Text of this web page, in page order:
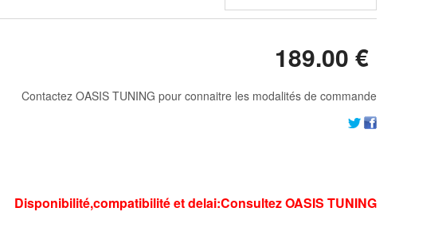
189.00 €
Contactez OASIS TUNING pour connaitre les modalités de commande
Disponibilité,compatibilité et delai:Consultez OASIS TUNING